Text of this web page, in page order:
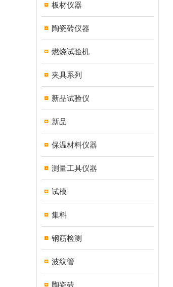
板材仪器
陶瓷砖仪器
燃烧试验机
夹具系列
新品试验仪
新品
保温材料仪器
测量工具仪器
试模
集料
钢筋检测
波纹管
陶瓷砖